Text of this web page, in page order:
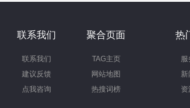
联系我们
联系我们
建议反馈
点我咨询
聚合页面
TAG主页
网站地图
热搜词榜
热
服
新
资